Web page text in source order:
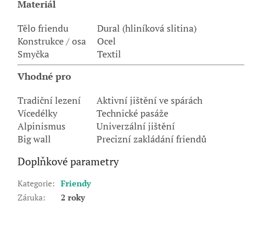
Materiál
Tělo friendu
Dural (hliníková slitina)
Konstrukce / osa
Ocel
Smyčka
Textil
Vhodné pro
Tradiční lezení
Aktivní jištění ve spárách
Vícedélky
Technické pasáže
Alpinismus
Univerzální jištění
Big wall
Precizní zakládání friendů
Doplňkové parametry
Kategorie: Friendy
Záruka: 2 roky